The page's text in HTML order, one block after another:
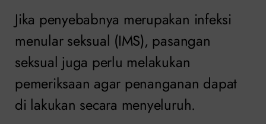
Jika penyebabnya merupakan infeksi
menular seksual (IMS), pasangan
seksual juga perlu melakukan
pemeriksaan agar penanganan dapat
di lakukan secara menyeluruh.